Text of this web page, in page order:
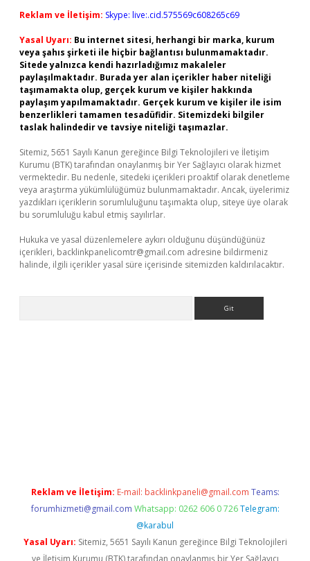
Reklam ve İletişim: Skype: live:.cid.575569c608265c69
Yasal Uyarı: Bu internet sitesi, herhangi bir marka, kurum
veya şahıs şirketi ile hiçbir bağlantısı bulunmamaktadır.
Sitede yalnızca kendi hazırladığımız makaleler
paylaşılmaktadır. Burada yer alan içerikler haber niteliği
taşımamakta olup, gerçek kurum ve kişiler hakkında
paylaşım yapılmamaktadır. Gerçek kurum ve kişiler ile isim
benzerlikleri tamamen tesadüfidir. Sitemizdeki bilgiler
taslak halindedir ve tavsiye niteliği taşımazlar.
Sitemiz, 5651 Sayılı Kanun gereğince Bilgi Teknolojileri ve İletişim
Kurumu (BTK) tarafından onaylanmış bir Yer Sağlayıcı olarak hizmet
vermektedir. Bu nedenle, sitedeki içerikleri proaktif olarak denetleme
veya araştırma yükümlülüğümüz bulunmamaktadır. Ancak, üyelerimiz
yazdıkları içeriklerin sorumluluğunu taşımakta olup, siteye üye olarak
bu sorumluluğu kabul etmiş sayılırlar.
Hukuka ve yasal düzenlemelere aykırı olduğunu düşündüğünüz
içerikleri, backlinkpanelicomtr@gmail.com adresine bildirmeniz
halinde, ilgili içerikler yasal süre içerisinde sitemizden kaldırılacaktır.
Reklam ve İletişim: E-mail: backlinkpaneli@gmail.com Teams:
forumhizmeti@gmail.com Whatsapp: 0262 606 0 726 Telegram:
@karabul
Yasal Uyarı: Sitemiz, 5651 Sayılı Kanun gereğince Bilgi Teknolojileri
ve İletişim Kurumu (BTK) tarafından onaylanmış bir Yer Sağlayıcı